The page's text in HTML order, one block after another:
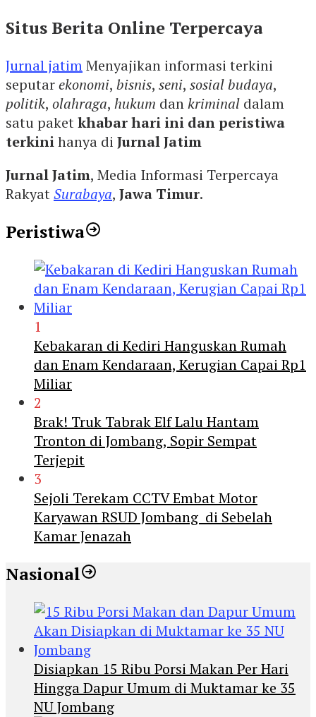
Situs Berita Online Terpercaya
Jurnal jatimMenyajikan informasi terkini
seputarekonomi, bisnis, seni, sosial budaya,
politik, olahraga, hukum dankriminal dalam
satu paketkhabar hari ini dan peristiwa
terkinihanya di Jurnal Jatim
Jurnal Jatim, Media Informasi Terpercaya
RakyatSurabaya, Jawa Timur.
Peristiwa
1
Kebakaran di Kediri Hanguskan Rumah
dan Enam Kendaraan, Kerugian Capai Rp1
Miliar
2
Brak! Truk Tabrak Elf Lalu Hantam
Tronton di Jombang, Sopir Sempat
Terjepit
3
Sejoli Terekam CCTV Embat Motor
Karyawan RSUD Jombang di Sebelah
Kamar Jenazah
Nasional
Disiapkan 15 Ribu Porsi Makan Per Hari
Hingga Dapur Umum di Muktamar ke 35
NU Jombang